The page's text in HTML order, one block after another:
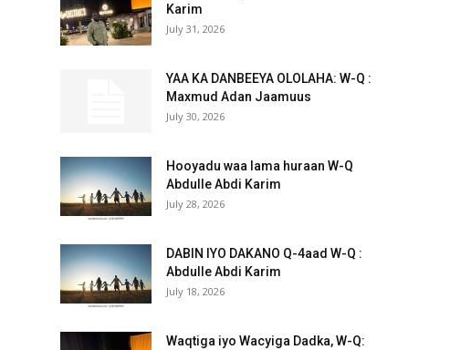
Karim
July 31, 2026
YAA KA DANBEEYA OLOLAHA: W-Q :
Maxmud Adan Jaamuus
July 30, 2026
Hooyadu waa lama huraan W-Q
Abdulle Abdi Karim
July 28, 2026
DABIN IYO DAKANO Q-4aad W-Q :
Abdulle Abdi Karim
July 18, 2026
Waqtiga iyo Wacyiga Dadka, W-Q: